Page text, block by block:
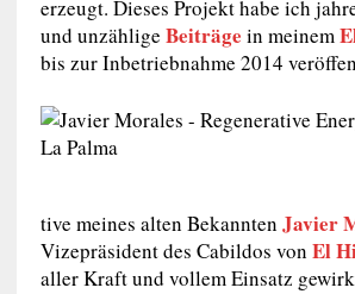
erzeugt. Dieses Projekt habe ich
und unzählige Beiträge in meinem
bis zur Inbetriebnahme 2014
tive meines alten Bekannten Javier
Vizepräsident des Cabildos von El
aller Kraft und vollem Einsatz